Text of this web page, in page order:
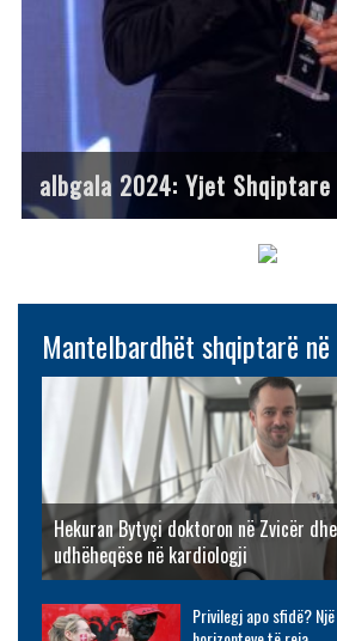
albgala 2024: Yjet
Mantelbardhët shqiptarë
Hekuran Bytyçi doktoron në Zvicër
udhëheqëse në kardiologji
Privilegj apo sfidë?